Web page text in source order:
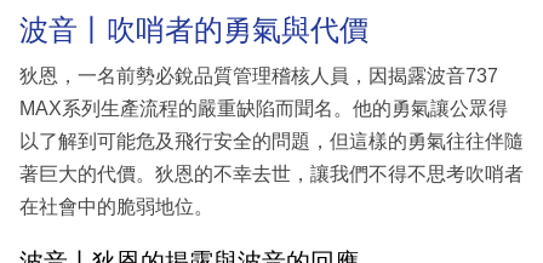
波音丨吹哨者的勇氣與代價
狄恩，一名前勢必銳品質管理稽核人員，因揭露波音737
MAX系列生產流程的嚴重缺陷而聞名。他的勇氣讓公眾得
以了解到可能危及飛行安全的問題，但這樣的勇氣往往伴隨
著巨大的代價。狄恩的不幸去世，讓我們不得不思考吹哨者
在社會中的脆弱地位。